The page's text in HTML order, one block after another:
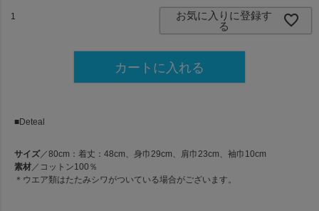
お気に入りに登録す
る
カートに入れる
■Deteal
サイズ／80cm：着丈：48cm、身巾29cm、肩巾23cm、袖巾10cm
素材 ／コットン100％
＊ウエア類はたたみシワがついている場合がございます。